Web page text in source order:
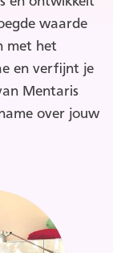
waarde
met het
en verfijnt je
Mentaris
over jouw